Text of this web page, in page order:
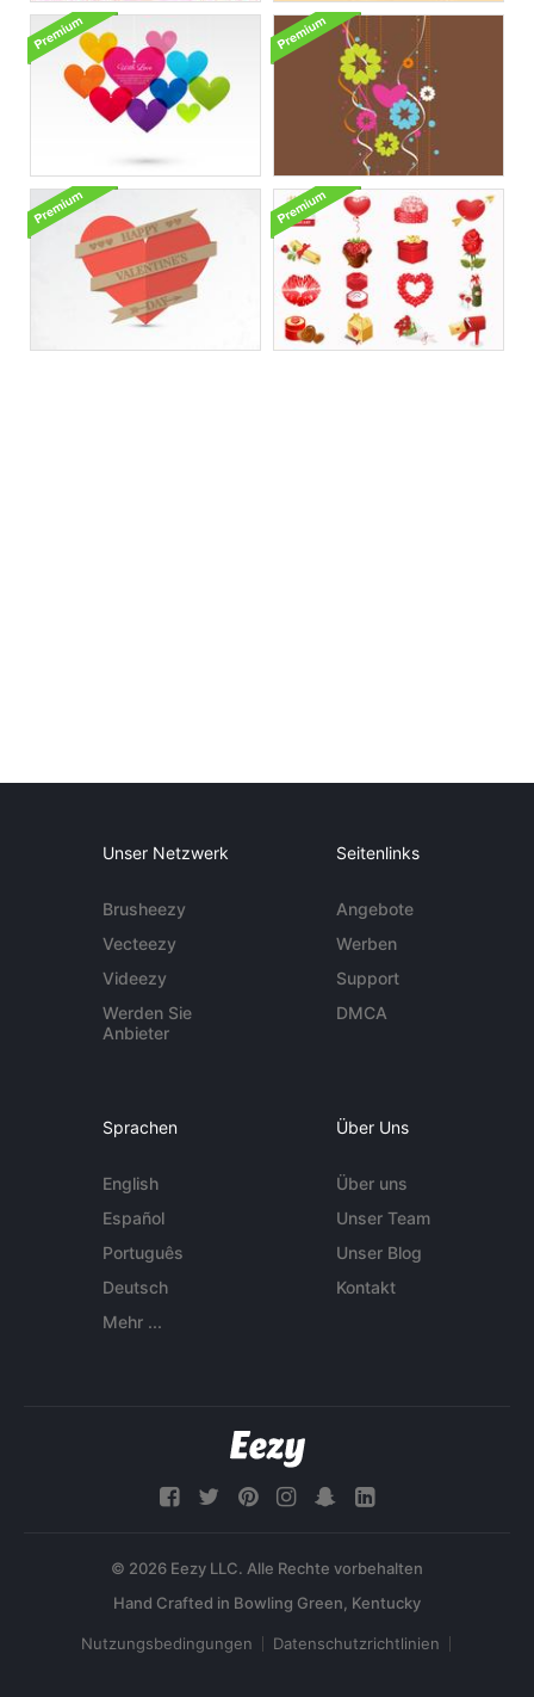
Unser Netzwerk
Brusheezy
Vecteezy
Videezy
Werden Sie
Anbieter
Seitenlinks
Angebote
Werben
Support
DMCA
Sprachen
English
Español
Português
Deutsch
Mehr ...
Über Uns
Über uns
Unser Team
Unser Blog
Kontakt
© 2026 Eezy LLC. Alle Rechte vorbehalten
Nutzungsbedingungen Datenschutzrichtlinien